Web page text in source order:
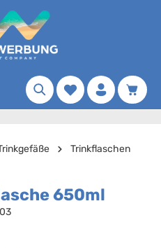
Merkzettel
Trinkflaschen
650ml